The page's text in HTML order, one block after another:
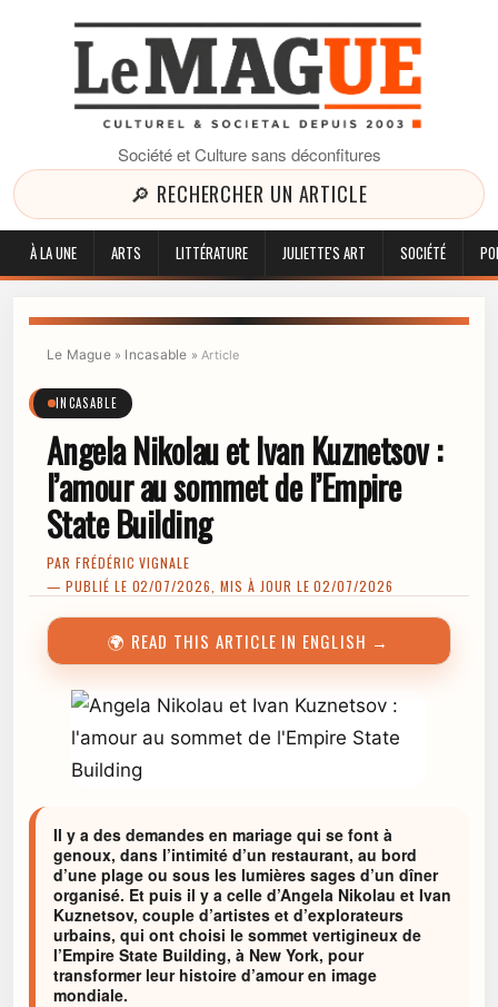
Société et Culture sans déconfitures
🔎 RECHERCHER UN ARTICLE
À LA UNE ARTS LITTÉRATURE JULIETTE'S ART SOCIÉTÉ
Le Mague» Incasable »Article
INCASABLE
Angela Nikolau et Ivan Kuznetsov :
l’amour au sommet de l’Empire
State Building
PAR FRÉDÉRIC VIGNALE
— PUBLIÉ LE 02/07/2026, MIS À JOUR LE 02/07/2026
🌍 READ THIS ARTICLE IN ENGLISH →
Il y a des demandes en mariage qui se font à
genoux, dans l’intimité d’un restaurant, au bord
d’une plage ou sous les lumières sages d’un dîner
organisé. Et puis il y a celle d’Angela Nikolau et Ivan
Kuznetsov, couple d’artistes et d’explorateurs
urbains, qui ont choisi le sommet vertigineux de
l’Empire State Building, à New York, pour
transformer leur histoire d’amour en image
mondiale.